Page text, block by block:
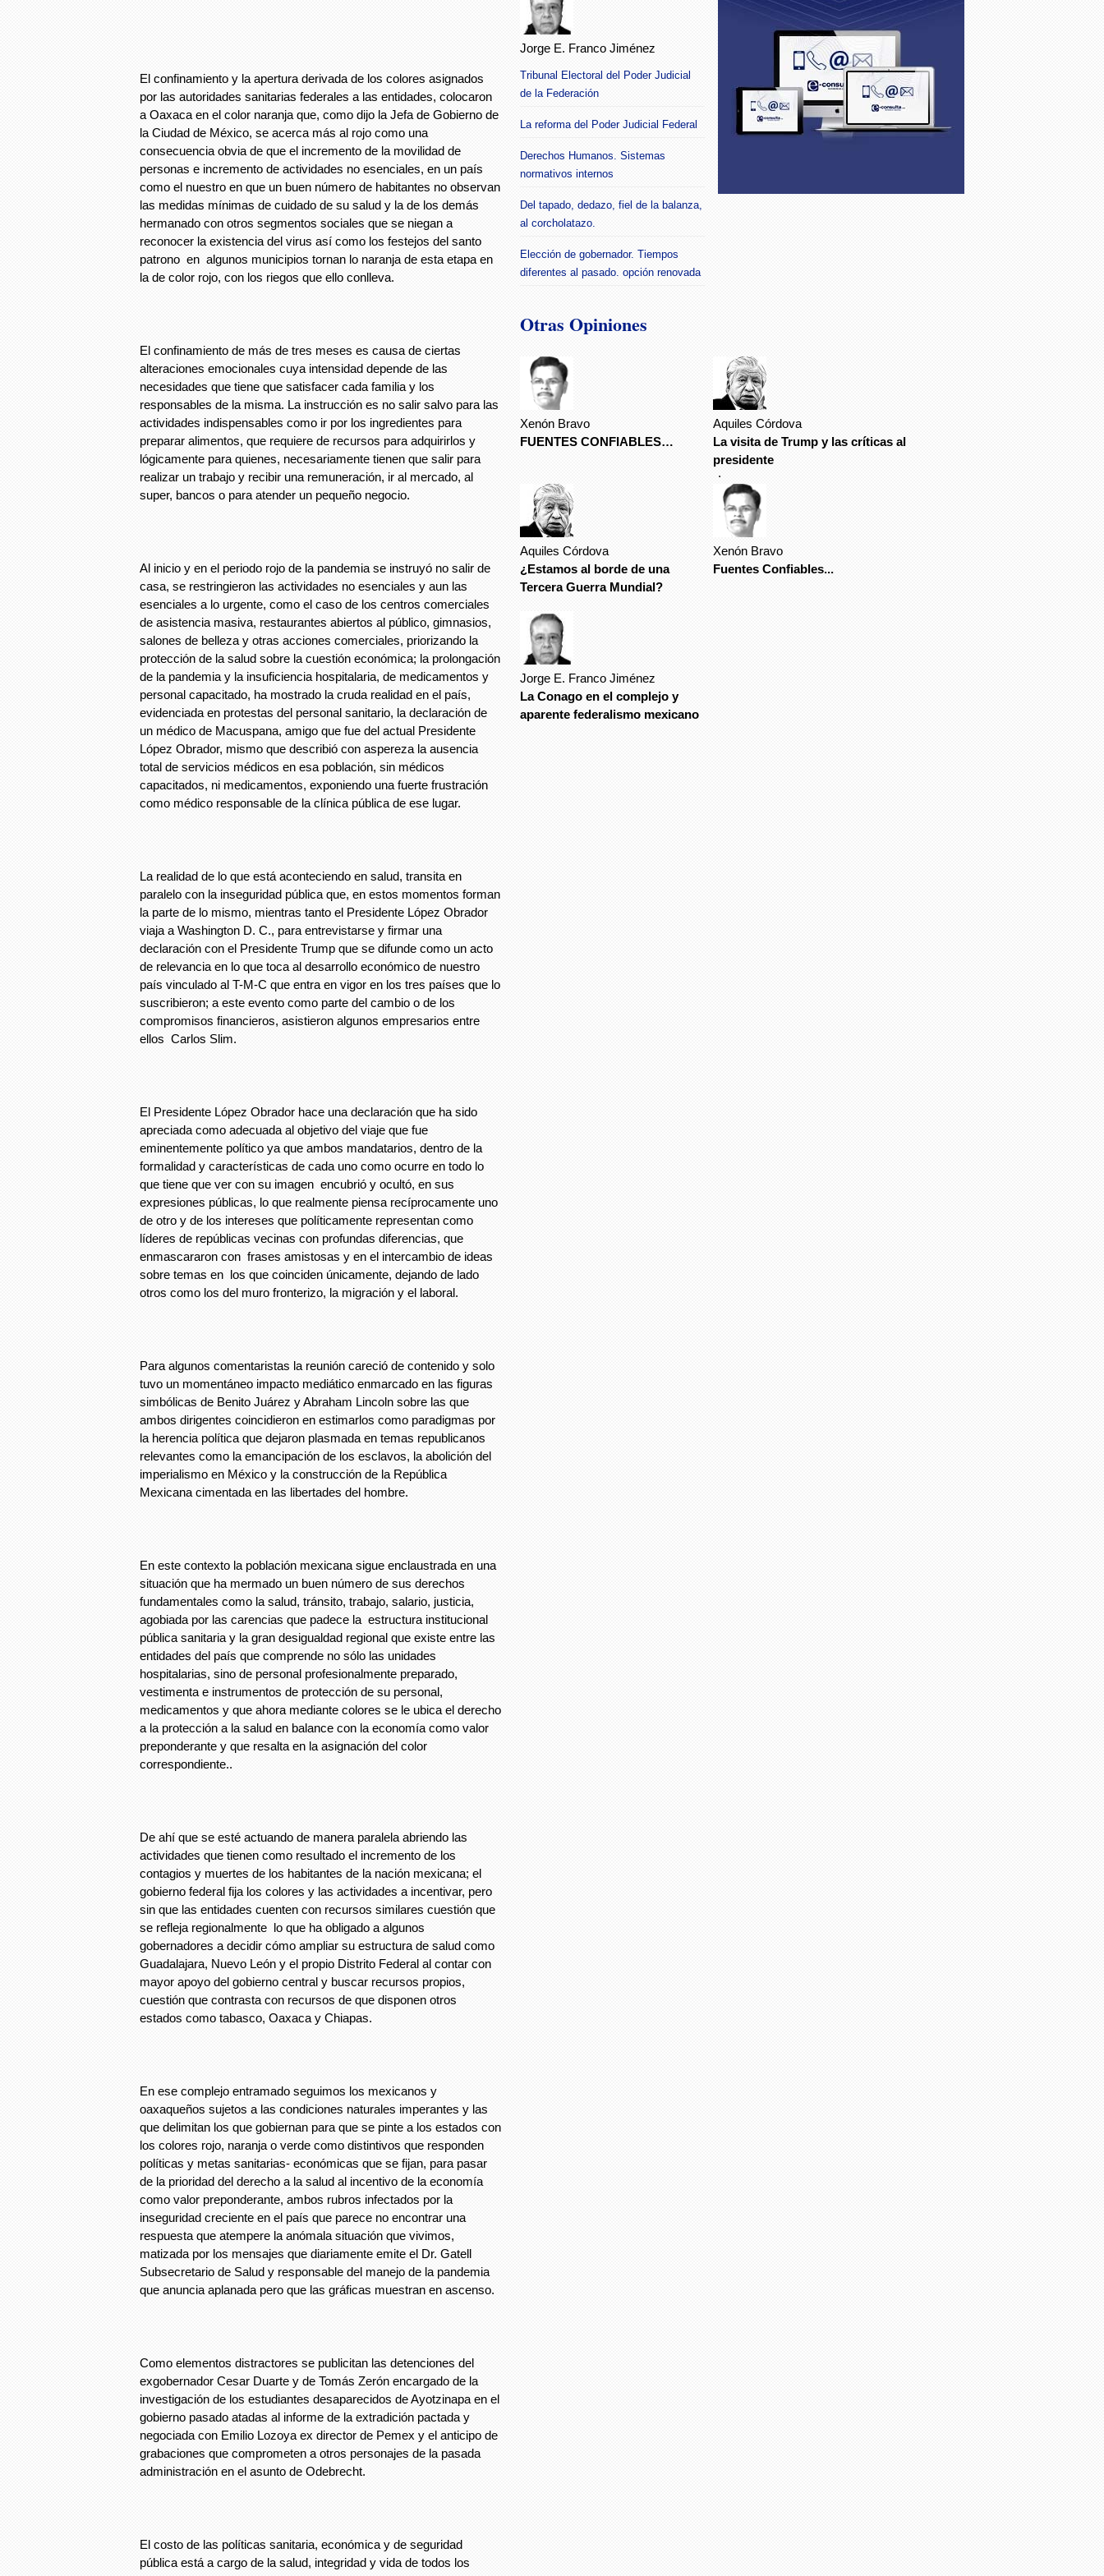
El confinamiento y la apertura derivada de los colores asignados
por las autoridades sanitarias federales a las entidades, colocaron
a Oaxaca en el color naranja que, como dijo la Jefa de Gobierno de
la Ciudad de México, se acerca más al rojo como una
consecuencia obvia de que el incremento de la movilidad de
personas e incremento de actividades no esenciales, en un país
como el nuestro en que un buen número de habitantes no observan
las medidas mínimas de cuidado de su salud y la de los demás
hermanado con otros segmentos sociales que se niegan a
reconocer la existencia del virus así como los festejos del santo
patrono en algunos municipios tornan lo naranja de esta etapa en
la de color rojo, con los riegos que ello conlleva.
El confinamiento de más de tres meses es causa de ciertas
alteraciones emocionales cuya intensidad depende de las
necesidades que tiene que satisfacer cada familia y los
responsables de la misma. La instrucción es no salir salvo para las
actividades indispensables como ir por los ingredientes para
preparar alimentos, que requiere de recursos para adquirirlos y
lógicamente para quienes, necesariamente tienen que salir para
realizar un trabajo y recibir una remuneración, ir al mercado, al
super, bancos o para atender un pequeño negocio.
Al inicio y en el periodo rojo de la pandemia se instruyó no salir de
casa, se restringieron las actividades no esenciales y aun las
esenciales a lo urgente, como el caso de los centros comerciales
de asistencia masiva, restaurantes abiertos al público, gimnasios,
salones de belleza y otras acciones comerciales, priorizando la
protección de la salud sobre la cuestión económica; la prolongación
de la pandemia y la insuficiencia hospitalaria, de medicamentos y
personal capacitado, ha mostrado la cruda realidad en el país,
evidenciada en protestas del personal sanitario, la declaración de
un médico de Macuspana, amigo que fue del actual Presidente
López Obrador, mismo que describió con aspereza la ausencia
total de servicios médicos en esa población, sin médicos
capacitados, ni medicamentos, exponiendo una fuerte frustración
como médico responsable de la clínica pública de ese lugar.
La realidad de lo que está aconteciendo en salud, transita en
paralelo con la inseguridad pública que, en estos momentos forman
la parte de lo mismo, mientras tanto el Presidente López Obrador
viaja a Washington D. C., para entrevistarse y firmar una
declaración con el Presidente Trump que se difunde como un acto
de relevancia en lo que toca al desarrollo económico de nuestro
país vinculado al T-M-C que entra en vigor en los tres países que lo
suscribieron; a este evento como parte del cambio o de los
compromisos financieros, asistieron algunos empresarios entre
ellos Carlos Slim.
El Presidente López Obrador hace una declaración que ha sido
apreciada como adecuada al objetivo del viaje que fue
eminentemente político ya que ambos mandatarios, dentro de la
formalidad y características de cada uno como ocurre en todo lo
que tiene que ver con su imagen encubrió y ocultó, en sus
expresiones públicas, lo que realmente piensa recíprocamente uno
de otro y de los intereses que políticamente representan como
líderes de repúblicas vecinas con profundas diferencias, que
enmascararon con frases amistosas y en el intercambio de ideas
sobre temas en los que coinciden únicamente, dejando de lado
otros como los del muro fronterizo, la migración y el laboral.
Para algunos comentaristas la reunión careció de contenido y solo
tuvo un momentáneo impacto mediático enmarcado en las figuras
simbólicas de Benito Juárez y Abraham Lincoln sobre las que
ambos dirigentes coincidieron en estimarlos como paradigmas por
la herencia política que dejaron plasmada en temas republicanos
relevantes como la emancipación de los esclavos, la abolición del
imperialismo en México y la construcción de la República
Mexicana cimentada en las libertades del hombre.
En este contexto la población mexicana sigue enclaustrada en una
situación que ha mermado un buen número de sus derechos
fundamentales como la salud, tránsito, trabajo, salario, justicia,
agobiada por las carencias que padece la estructura institucional
pública sanitaria y la gran desigualdad regional que existe entre las
entidades del país que comprende no sólo las unidades
hospitalarias, sino de personal profesionalmente preparado,
vestimenta e instrumentos de protección de su personal,
medicamentos y que ahora mediante colores se le ubica el derecho
a la protección a la salud en balance con la economía como valor
preponderante y que resalta en la asignación del color
correspondiente..
De ahí que se esté actuando de manera paralela abriendo las
actividades que tienen como resultado el incremento de los
contagios y muertes de los habitantes de la nación mexicana; el
gobierno federal fija los colores y las actividades a incentivar, pero
sin que las entidades cuenten con recursos similares cuestión que
se refleja regionalmente lo que ha obligado a algunos
gobernadores a decidir cómo ampliar su estructura de salud como
Guadalajara, Nuevo León y el propio Distrito Federal al contar con
mayor apoyo del gobierno central y buscar recursos propios,
cuestión que contrasta con recursos de que disponen otros
estados como tabasco, Oaxaca y Chiapas.
En ese complejo entramado seguimos los mexicanos y
oaxaqueños sujetos a las condiciones naturales imperantes y las
que delimitan los que gobiernan para que se pinte a los estados con
los colores rojo, naranja o verde como distintivos que responden
políticas y metas sanitarias- económicas que se fijan, para pasar
de la prioridad del derecho a la salud al incentivo de la economía
como valor preponderante, ambos rubros infectados por la
inseguridad creciente en el país que parece no encontrar una
respuesta que atempere la anómala situación que vivimos,
matizada por los mensajes que diariamente emite el Dr. Gatell
Subsecretario de Salud y responsable del manejo de la pandemia
que anuncia aplanada pero que las gráficas muestran en ascenso.
Como elementos distractores se publicitan las detenciones del
exgobernador Cesar Duarte y de Tomás Zerón encargado de la
investigación de los estudiantes desaparecidos de Ayotzinapa en el
gobierno pasado atadas al informe de la extradición pactada y
negociada con Emilio Lozoya ex director de Pemex y el anticipo de
grabaciones que comprometen a otros personajes de la pasada
administración en el asunto de Odebrecht.
El costo de las políticas sanitaria, económica y de seguridad
pública está a cargo de la salud, integridad y vida de todos los
Jorge E. Franco Jiménez
Tribunal Electoral del Poder Judicial
de la Federación
La reforma del Poder Judicial Federal
Derechos Humanos. Sistemas
normativos internos
Del tapado, dedazo, fiel de la balanza,
al corcholatazo.
Elección de gobernador. Tiempos
diferentes al pasado. opción renovada
Otras Opiniones
Xenón Bravo
FUENTES CONFIABLES…
Aquiles Córdova
La visita de Trump y las críticas al
presidente
Aquiles Córdova
¿Estamos al borde de una
Tercera Guerra Mundial?
Xenón Bravo
Fuentes Confiables...
Jorge E. Franco Jiménez
La Conago en el complejo y
aparente federalismo mexicano
.